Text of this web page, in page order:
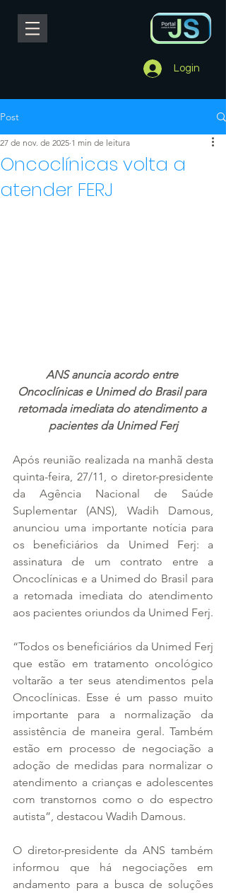
Login
Post
Oncoclínicas volta a
atender FERJ
27 de nov. de 2025 1 min de leitura
ANS anuncia acordo entre
Oncoclínicas e Unimed do Brasil para
retomada imediata do atendimento a
pacientes da Unimed Ferj
Após reunião realizada na manhã desta
quinta-feira, 27/11, o diretor-presidente
da Agência Nacional de Saúde
Suplementar (ANS), Wadih Damous,
anunciou uma importante notícia para
os beneficiários da Unimed Ferj: a
assinatura de um contrato entre a
Oncoclínicas e a Unimed do Brasil para
a retomada imediata do atendimento
aos pacientes oriundos da Unimed Ferj.
“Todos os beneficiários da Unimed Ferj
que estão em tratamento oncológico
voltarão a ter seus atendimentos pela
Oncoclínicas. Esse é um passo muito
importante para a normalização da
assistência de maneira geral. Também
estão em processo de negociação a
adoção de medidas para normalizar o
atendimento a crianças e adolescentes
com transtornos como o do espectro
autista”, destacou Wadih Damous.
O diretor-presidente da ANS também
informou que há negociações em
andamento para a busca de soluções